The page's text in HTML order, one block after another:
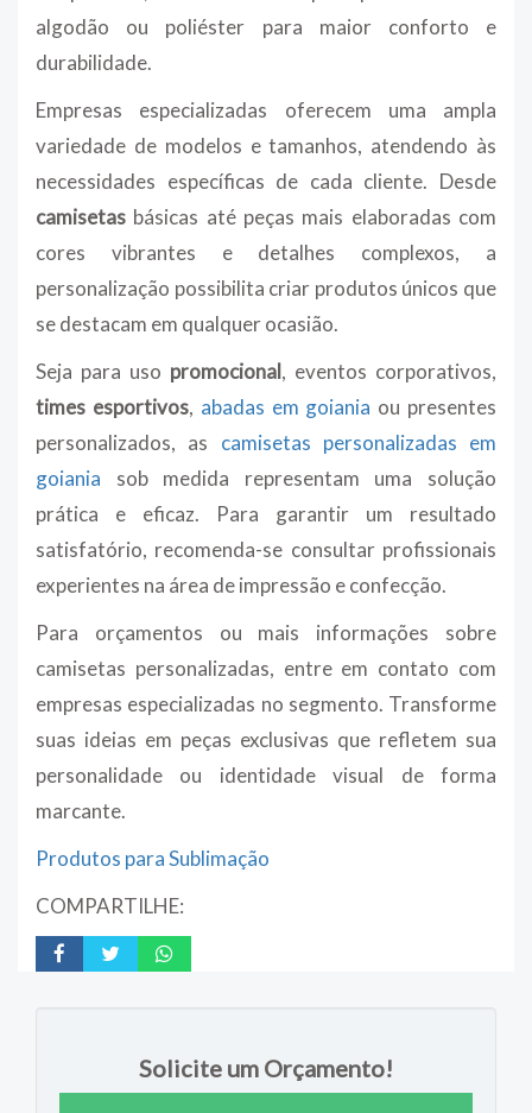
algodão ou poliéster para maior conforto e
durabilidade.
Empresas especializadas oferecem uma ampla
variedade de modelos e tamanhos, atendendo às
necessidades específicas de cada cliente. Desde
camisetas básicas até peças mais elaboradas com
cores vibrantes e detalhes complexos, a
personalização possibilita criar produtos únicos que
se destacam em qualquer ocasião.
Seja para uso promocional, eventos corporativos,
times esportivos, abadas em goiania ou presentes
personalizados, as camisetas personalizadas em
goiania sob medida representam uma solução
prática e eficaz. Para garantir um resultado
satisfatório, recomenda-se consultar profissionais
experientes na área de impressão e confecção.
Para orçamentos ou mais informações sobre
camisetas personalizadas, entre em contato com
empresas especializadas no segmento. Transforme
suas ideias em peças exclusivas que refletem sua
personalidade ou identidade visual de forma
marcante.
Produtos para Sublimação
COMPARTILHE:
Solicite um Orçamento!